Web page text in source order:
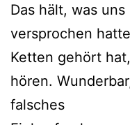
Das hält, was
versprochen
Ketten gehört
hören.
falsches